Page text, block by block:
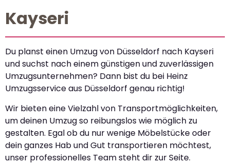
Kayseri
Du planst einen Umzug von Düsseldorf nach Kayseri
und suchst nach einem günstigen und zuverlässigen
Umzugsunternehmen? Dann bist du bei Heinz
Umzugsservice aus Düsseldorf genau richtig!
Wir bieten eine Vielzahl von Transportmöglichkeiten,
um deinen Umzug so reibungslos wie möglich zu
gestalten. Egal ob du nur wenige Möbelstücke oder
dein ganzes Hab und Gut transportieren möchtest,
unser professionelles Team steht dir zur Seite.